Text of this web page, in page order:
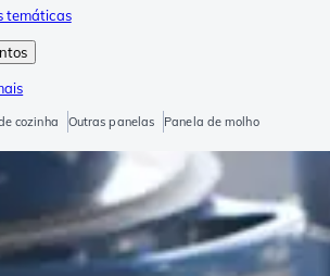
temáticas
cozinha Outras panelas Panela de molho